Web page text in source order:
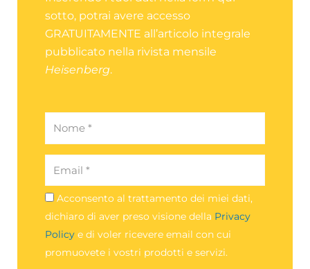
sotto, potrai avere accesso
GRATUITAMENTE all’articolo integrale
pubblicato nella rivista mensile
Heisenberg.
Privacy
Acconsento al trattamento dei miei dati,
dichiaro di aver preso visione della Privacy
Policy e di voler ricevere email con cui
promuovete i vostri prodotti e servizi.